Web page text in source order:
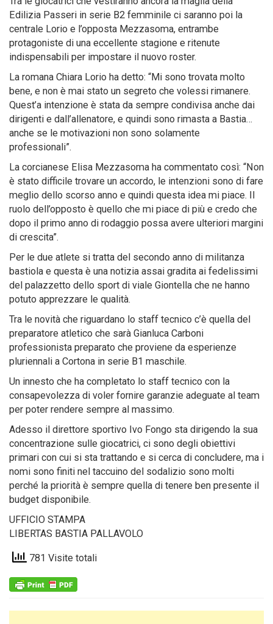
Edilizia Passeri in serie B2 femminile ci saranno poi la
centrale Lorio e l’opposta Mezzasoma, entrambe
protagoniste di una eccellente stagione e ritenute
indispensabili per impostare il nuovo roster.
La romana Chiara Lorio ha detto: “Mi sono trovata molto
bene, e non è mai stato un segreto che volessi rimanere.
Quest’a intenzione è stata da sempre condivisa anche dai
dirigenti e dall’allenatore, e quindi sono rimasta a Bastia…
anche se le motivazioni non sono solamente
professionali”.
La corcianese Elisa Mezzasoma ha commentato così: “Non
è stato difficile trovare un accordo, le intenzioni sono di fare
meglio dello scorso anno e quindi questa idea mi piace. Il
ruolo dell’opposto è quello che mi piace di più e credo che
dopo il primo anno di rodaggio possa avere ulteriori margini
di crescita”.
Per le due atlete si tratta del secondo anno di militanza
bastiola e questa è una notizia assai gradita ai fedelissimi
del palazzetto dello sport di viale Giontella che ne hanno
potuto apprezzare le qualità.
Tra le novità che riguardano lo staff tecnico c’è quella del
preparatore atletico che sarà Gianluca Carboni
professionista preparato che proviene da esperienze
pluriennali a Cortona in serie B1 maschile.
Un innesto che ha completato lo staff tecnico con la
consapevolezza di voler fornire garanzie adeguate al team
per poter rendere sempre al massimo.
Adesso il direttore sportivo Ivo Fongo sta dirigendo la sua
concentrazione sulle giocatrici, ci sono degli obiettivi
primari con cui si sta trattando e si cerca di concludere, ma i
nomi sono finiti nel taccuino del sodalizio sono molti
perché la priorità è sempre quella di tenere ben presente il
budget disponibile.
UFFICIO STAMPA
LIBERTAS BASTIA PALLAVOLO
781 Visite totali